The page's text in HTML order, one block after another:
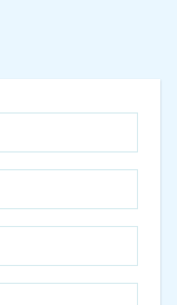
the property.
το ιδανικό
Η γύρω γη
να είναι
άλλο οικόπεδο
θα επέτρεπε σε